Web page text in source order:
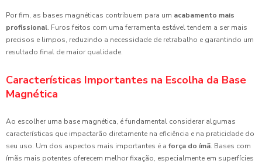
Por fim, as bases magnéticas contribuem para um acabamento mais
profissional. Furos feitos com uma ferramenta estável tendem a ser mais
precisos e limpos, reduzindo a necessidade de retrabalho e garantindo um
resultado final de maior qualidade.
Características Importantes na Escolha da Base
Magnética
Ao escolher uma base magnética, é fundamental considerar algumas
características que impactarão diretamente na eficiência e na praticidade do
seu uso. Um dos aspectos mais importantes é a força do ímã. Bases com
ímãs mais potentes oferecem melhor fixação, especialmente em superfícies